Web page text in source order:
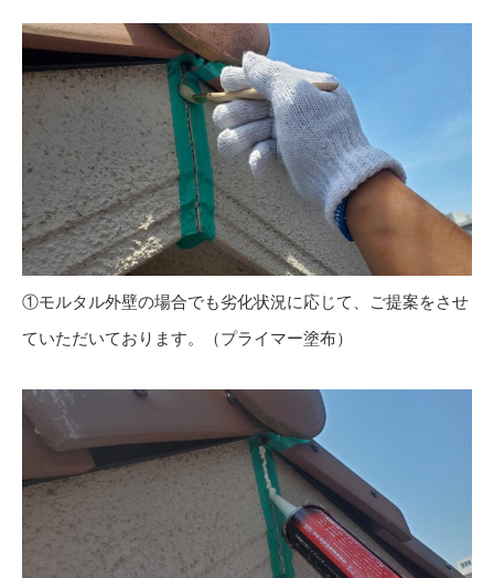
①モルタル外壁の場合でも劣化状況に応じて、ご提案をさせ
ていただいております。（プライマー塗布）